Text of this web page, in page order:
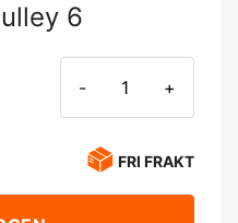
6
- +
FRI FRAKT